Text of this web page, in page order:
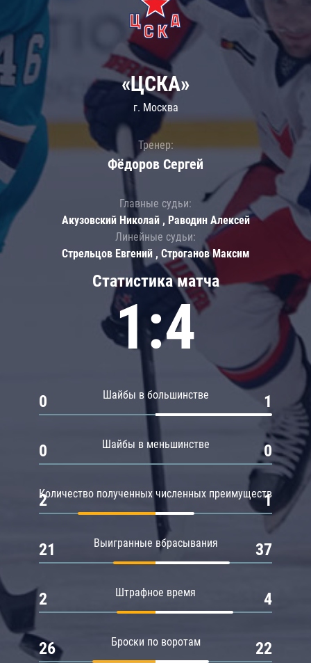
Статистика матча
1:4
Шайбы в большинстве
0 1
Шайбы в меньшинстве
0 0
Количество полученных численных преимуществ
2 1
Выигранные вбрасывания
21 37
Штрафное время
2 4
Броски по воротам
26 22
«ЦСКА»
г. Москва
Тренер:
Фёдоров Сергей
Главные судьи:
Акузовский Николай , Раводин Алексей
Линейные судьи:
Стрельцов Евгений , Строганов Максим